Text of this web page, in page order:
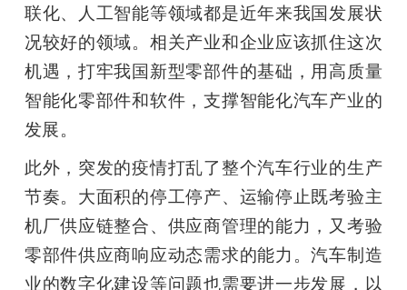
联化、人工智能等领域都是近年来我国发展状
况较好的领域。相关产业和企业应该抓住这次
机遇，打牢我国新型零部件的基础，用高质量
智能化零部件和软件，支撑智能化汽车产业的
发展。
此外，突发的疫情打乱了整个汽车行业的生产
节奏。大面积的停工停产、运输停止既考验主
机厂供应链整合、供应商管理的能力，又考验
零部件供应商响应动态需求的能力。汽车制造
业的数字化建设等问题也需要进一步发展，以